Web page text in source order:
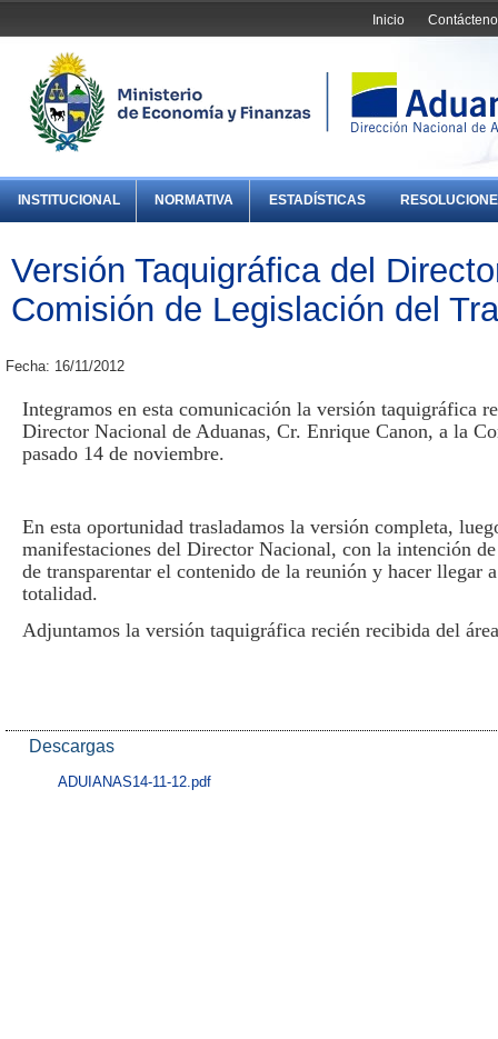
Inicio
INSTITUCIONAL NORMATIVA ESTADÍSTICAS
Versión Taquigráfica del
Comisión de Legislación del
Fecha: 16/11/2012
Integramos en esta comunicación la versión taquigráfica
Director Nacional de Aduanas, Cr. Enrique Canon, a la
pasado 14 de noviembre.
En esta oportunidad trasladamos la versión completa,
manifestaciones del Director Nacional, con la intención
de transparentar el contenido de la reunión y hacer llegar
totalidad.
Adjuntamos la versión taquigráfica recién recibida del
Descargas
ADUIANAS14-11-12.pdf